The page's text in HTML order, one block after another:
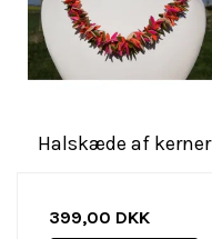
Halskæde af kerner
399,00 DKK